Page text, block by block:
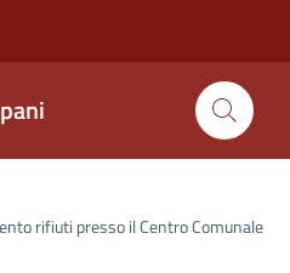
rifiuti presso il Centro Comunale